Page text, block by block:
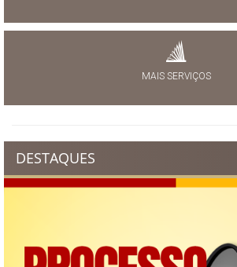
MAIS SERVIÇOS
DESTAQUES